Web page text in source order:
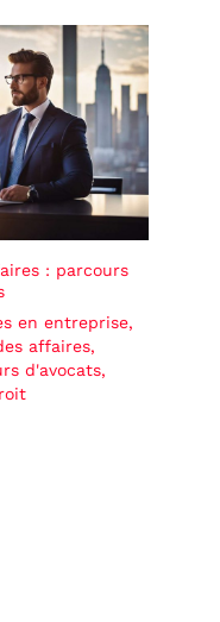
: parcours
en entreprise,
affaires,
d'avocats,